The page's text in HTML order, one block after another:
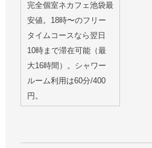
完全個室ネカフェ池袋最
安値。18時〜のフリー
タイムコースなら翌日
10時まで滞在可能（最
大16時間）。シャワー
ルーム利用は60分/400
円。